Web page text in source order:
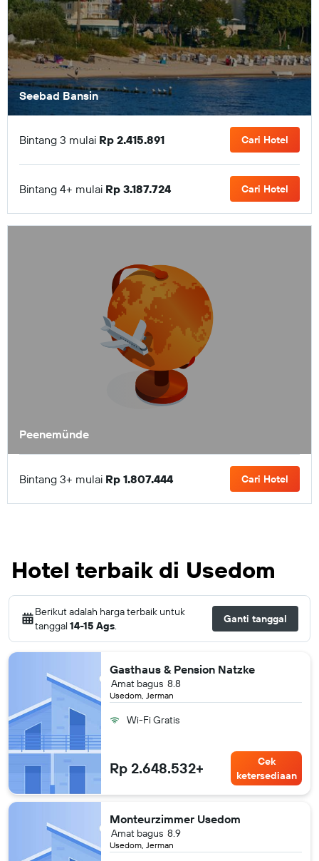
Seebad Bansin
Bintang 3 mulai Rp 2.415.891 Cari Hotel
Bintang 4+ mulai Rp 3.187.724 Cari Hotel
Peenemünde
Bintang 3+ mulai Rp 1.807.444 Cari Hotel
Hotel terbaik di Usedom
Berikut adalah harga terbaik untuk
tanggal 14-15 Ags
Ganti tanggal
Gasthaus & Pension Natzke
Usedom, Jerman
8.8
Amat bagus
Wi-Fi Gratis
Rp 2.648.532+
Cek
ketersediaan
Monteurzimmer Usedom
Usedom, Jerman
8.9
Amat bagus